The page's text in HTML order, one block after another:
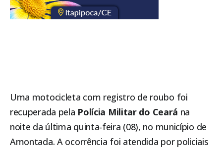
Uma motocicleta com registro de roubo foi
recuperada pela Polícia Militar do Ceará na
noite da última quinta-feira (08), no município de
Amontada. A ocorrência foi atendida por policiais